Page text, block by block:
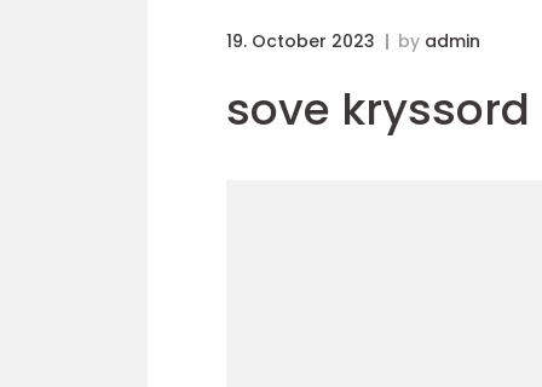
19. October 2023 by admin
sove kryssord